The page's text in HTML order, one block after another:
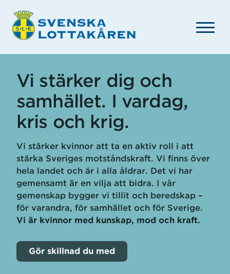
huvudinnehåll
Vi stärker dig och
samhället. I vardag,
kris och krig.
Vi stärker kvinnor att ta en aktiv roll i att
stärka Sveriges motståndskraft. Vi finns över
hela landet och är i alla åldrar. Det vi har
gemensamt är en vilja att bidra. I vår
gemenskap bygger vi tillit och beredskap –
för varandra, för samhället och för Sverige.
Vi är kvinnor med kunskap, mod och kraft.
Gör skillnad du med